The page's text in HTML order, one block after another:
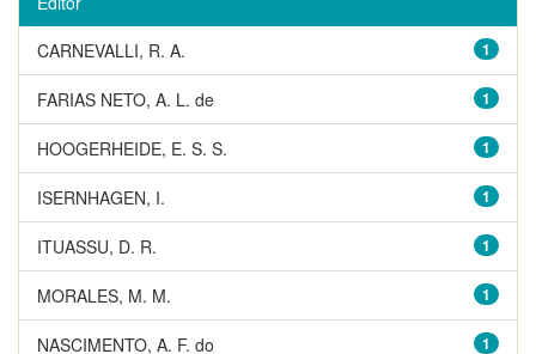
1
CARNEVALLI, R. A.
1
FARIAS NETO, A. L. de
1
HOOGERHEIDE, E. S. S.
1
ISERNHAGEN, I.
1
ITUASSU, D. R.
1
MORALES, M. M.
1
NASCIMENTO, A. F. do